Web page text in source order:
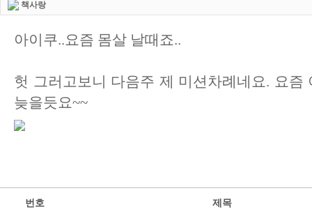
책사랑
아이쿠..요즘 몸살 날때죠..
헛 그러고보니 다음주 제 미션차례네요. 요즘
늦을듯요~~
번호 제목